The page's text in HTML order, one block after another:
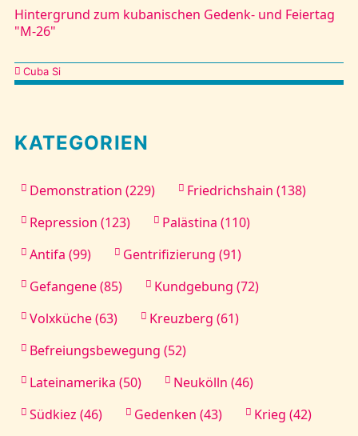
Hintergrund zum kubanischen Gedenk- und Feiertag
"M-26"
Kategorien
Cuba Si
KATEGORIEN
Demonstration (229)
Friedrichshain (138)
Repression (123)
Palästina (110)
Antifa (99)
Gentrifizierung (91)
Gefangene (85)
Kundgebung (72)
Volxküche (63)
Kreuzberg (61)
Befreiungsbewegung (52)
Lateinamerika (50)
Neukölln (46)
Südkiez (46)
Gedenken (43)
Krieg (42)